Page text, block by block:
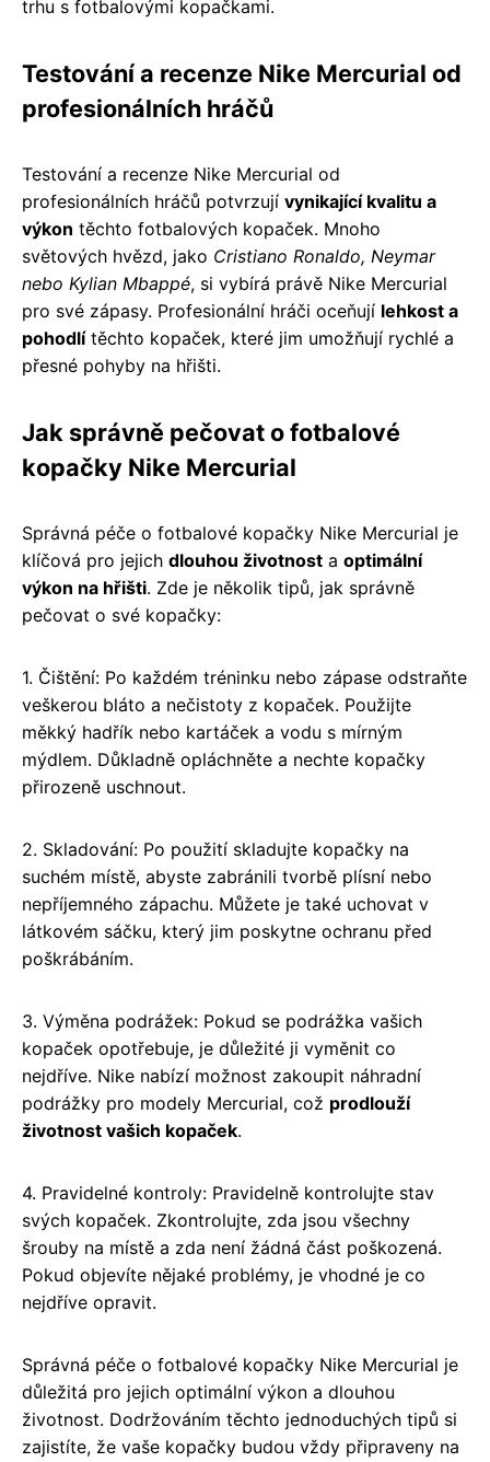
trhu s fotbalovými kopačkami.
Testování a recenze Nike Mercurial od
profesionálních hráčů
Testování a recenze Nike Mercurial od
profesionálních hráčů potvrzují vynikající kvalitu a
výkon těchto fotbalových kopaček. Mnoho
světových hvězd, jako Cristiano Ronaldo, Neymar
nebo Kylian Mbappé, si vybírá právě Nike Mercurial
pro své zápasy. Profesionální hráči oceňují lehkost a
pohodlítěchto kopaček, které jim umožňují rychlé a
přesné pohyby na hřišti.
Jak správně pečovat o fotbalové
kopačky Nike Mercurial
Správná péče o fotbalové kopačky Nike Mercurial je
klíčová pro jejich dlouhou životnost a optimální
výkon na hřišti. Zde je několik tipů, jak správně
pečovat o své kopačky:
1. Čištění: Po každém tréninku nebo zápase odstraňte
veškerou bláto a nečistoty z kopaček. Použijte
měkký hadřík nebo kartáček a vodu s mírným
mýdlem. Důkladně opláchněte a nechte kopačky
přirozeně uschnout.
2. Skladování: Po použití skladujte kopačky na
suchém místě, abyste zabránili tvorbě plísní nebo
nepříjemného zápachu. Můžete je také uchovat v
látkovém sáčku, který jim poskytne ochranu před
poškrábáním.
3. Výměna podrážek: Pokud se podrážka vašich
kopaček opotřebuje, je důležité ji vyměnit co
nejdříve. Nike nabízí možnost zakoupit náhradní
podrážky pro modely Mercurial, což prodlouží
životnost vašich kopaček.
4. Pravidelné kontroly: Pravidelně kontrolujte stav
svých kopaček. Zkontrolujte, zda jsou všechny
šrouby na místě a zda není žádná část poškozená.
Pokud objevíte nějaké problémy, je vhodné je co
nejdříve opravit.
Správná péče o fotbalové kopačky Nike Mercurial je
důležitá pro jejich optimální výkon a dlouhou
životnost. Dodržováním těchto jednoduchých tipů si
zajistíte, že vaše kopačky budou vždy připraveny na